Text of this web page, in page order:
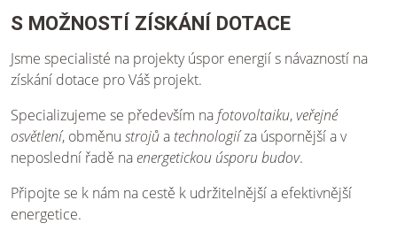
S MOŽNOSTÍ ZÍSKÁNÍ DOTACE
Jsme specialisté na projekty úspor energií s návazností na
získání dotace pro Váš projekt.
Specializujeme se především na fotovoltaiku, veřejné
osvětlení, obměnu strojůa technologiíza úspornější a v
neposlední řadě naenergetickou úsporu budov.
Připojte se k nám na cestě k udržitelnější a efektivnější
energetice.